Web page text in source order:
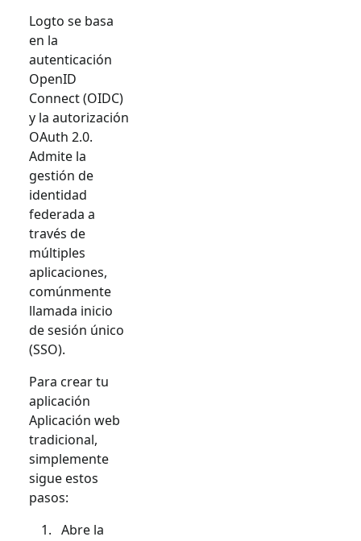
Logto se basa
en la
autenticación
OpenID
Connect (OIDC)
y la autorización
OAuth 2.0.
Admite la
gestión de
identidad
federada a
través de
múltiples
aplicaciones,
comúnmente
llamada inicio
de sesión único
(SSO).
Para crear tu
aplicación
Aplicación web
tradicional,
simplemente
sigue estos
pasos:
Abre la